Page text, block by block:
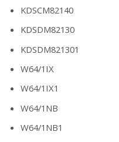
KDSCM82140
KDSDM82130
KDSDM821301
W64/1IX
W64/1IX1
W64/1NB
W64/1NB1